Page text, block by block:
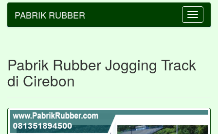
Toggle
PABRIK RUBBER
Pabrik Rubber Jogging Track
di Cirebon